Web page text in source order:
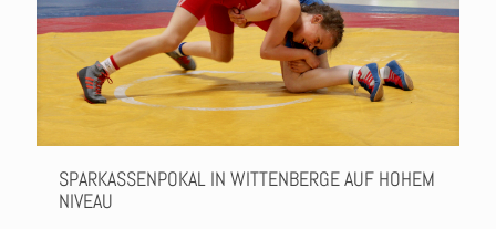
SPARKASSENPOKAL IN WITTENBERGE AUF HOHEM
NIVEAU